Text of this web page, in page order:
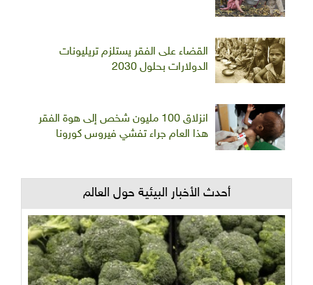
القضاء على الفقر يستلزم تريليونات
الدولارات بحلول 2030
انزلاق 100 مليون شخص إلى هوة الفقر
هذا العام جراء تفشي فيروس كورونا
أحدث الأخبار البيئية حول العالم